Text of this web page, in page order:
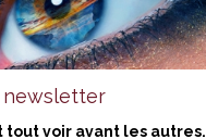
newsletter
tout voir avant les autres.